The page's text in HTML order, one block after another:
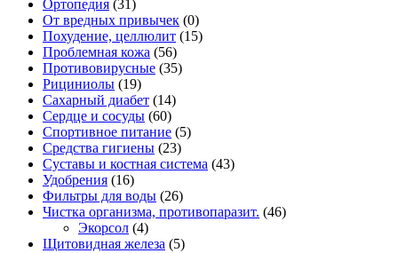
Ортопедия (31)
От вредных привычек (0)
Похудение, целлюлит (15)
Проблемная кожа (56)
Противовирусные (35)
Рициниолы (19)
Сахарный диабет (14)
Сердце и сосуды (60)
Спортивное питание (5)
Средства гигиены (23)
Суставы и костная система (43)
Удобрения (16)
Фильтры для воды (26)
Чистка организма, противопаразит. (46)
Экорсол (4)
Щитовидная железа (5)